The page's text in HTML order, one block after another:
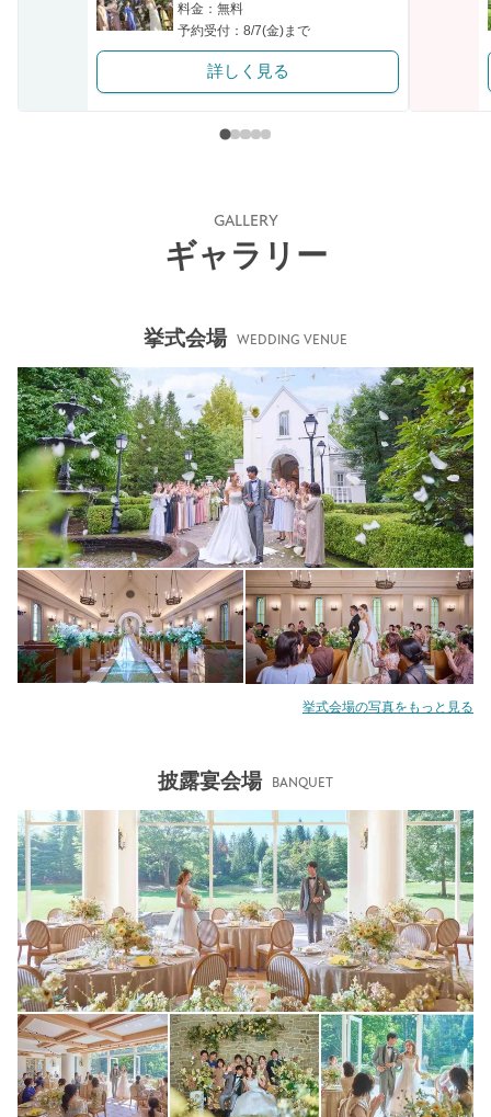
料金：無料
予約受付：8/7(金)まで
詳しく見る
GALLERY
ギャラリー
挙式会場 WEDDING VENUE
挙式会場の写真をもっと見る
披露宴会場 BANQUET